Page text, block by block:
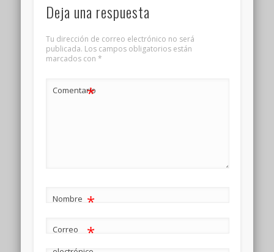
Deja una respuesta
Tu dirección de correo electrónico no será
publicada. Los campos obligatorios están
marcados con *
Comentario
*
Nombre *
Correo
*